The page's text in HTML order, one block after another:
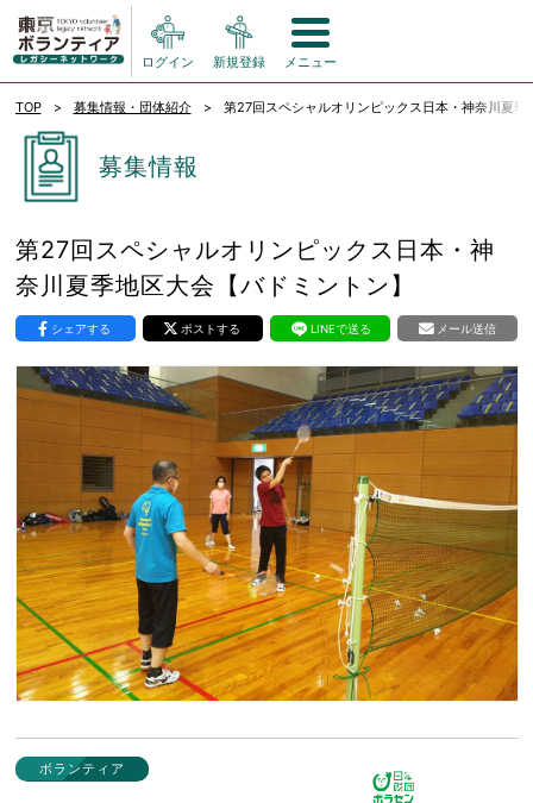
ログイン 新規登録 メニュー
TOP 募集情報・団体紹介 第27回スペシャルオリンピックス日本・神奈川夏季
募集情報
第27回スペシャルオリンピックス日本・神
奈川夏季地区大会【バドミントン】
シェアする ポストする LINEで送る メール送信
ボランティア